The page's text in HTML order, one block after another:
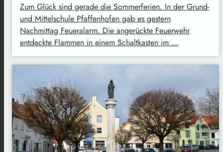
Zum Glück sind gerade die Sommerferien. In der Grund-
und Mittelschule Pfaffenhofen gab es gestern
Nachmittag Feueralarm. Die angerückte Feuerwehr
entdeckte Flammen in einem Schaltkasten im …